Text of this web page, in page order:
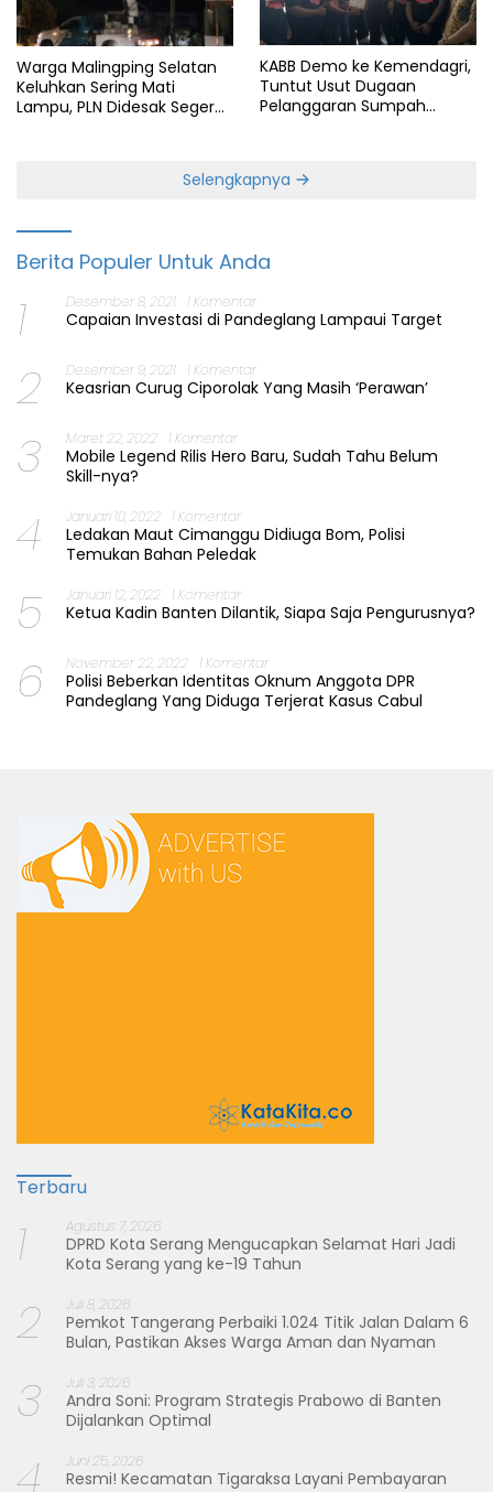
Warga Malingping Selatan
Keluhkan Sering Mati
Lampu, PLN Didesak Segera
KABB Demo ke Kemendagri,
Tuntut Usut Dugaan
Pelanggaran Sumpah
Selengkapnya
Berita Populer Untuk Anda
1 Desember 8, 2021 1 Komentar
Capaian Investasi di Pandeglang Lampaui Target
2 Desember 9, 2021 1 Komentar
Keasrian Curug Ciporolak Yang Masih ‘Perawan’
3 Maret 22, 2022 1 Komentar
Mobile Legend Rilis Hero Baru, Sudah Tahu Belum
Skill-nya?
4 Januari 10, 2022 1 Komentar
Ledakan Maut Cimanggu Didiuga Bom, Polisi
Temukan Bahan Peledak
5 Januari 12, 2022 1 Komentar
Ketua Kadin Banten Dilantik, Siapa Saja Pengurusnya?
6 November 22, 2022 1 Komentar
Polisi Beberkan Identitas Oknum Anggota DPR
Pandeglang Yang Diduga Terjerat Kasus Cabul
Terbaru
1 Agustus 7, 2026
DPRD Kota Serang Mengucapkan Selamat Hari Jadi
Kota Serang yang ke-19 Tahun
2 Juli 8, 2026
Pemkot Tangerang Perbaiki 1.024 Titik Jalan Dalam 6
Bulan, Pastikan Akses Warga Aman dan Nyaman
3 Juli 3, 2026
Andra Soni: Program Strategis Prabowo di Banten
Dijalankan Optimal
4 Juni 25, 2026
Resmi! Kecamatan Tigaraksa Layani Pembayaran